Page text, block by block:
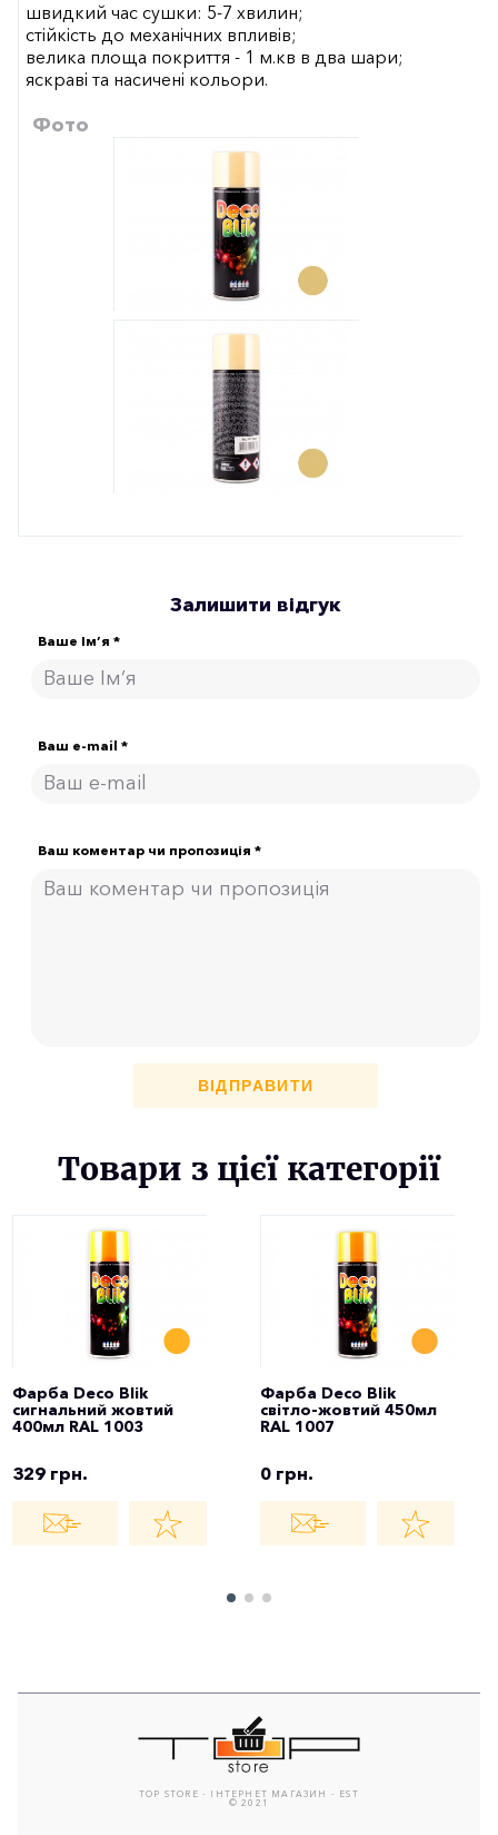
швидкий час сушки: 5-7 хвилин;
стійкість до механічних впливів;
велика площа покриття - 1 м.кв в два шари;
яскраві та насичені кольори.
Фото
Залишити відгук
Ваше Ім’я *
Ваш e-mail *
Ваш коментар чи пропозиція *
ВІДПРАВИТИ
Товари з цієї категорії
Фарба Deco Blik
сигнальний жовтий
400мл RAL 1003
329 грн.
Фарба Deco Blik
світло-жовтий 450мл
RAL 1007
0 грн.
TOP STORE - ІНТЕРНЕТ МАГАЗИН - EST
© 2021